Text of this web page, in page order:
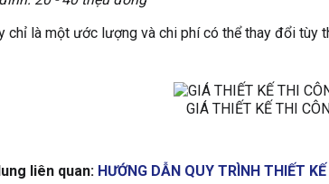
chỉ là một ước lượng và chi phí có thể thay đổi tùy
GIÁ THIẾT KẾ THI
liên quan: HƯỚNG DẪN QUY TRÌNH THIẾT